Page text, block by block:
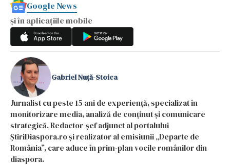
Google News
și în aplicațiile mobile
Gabriel Nuță-Stoica
Jurnalist cu peste 15 ani de experiență, specializat în
monitorizare media, analiză de conținut și comunicare
strategică. Redactor-șef adjunct al portalului
ȘtiriDiaspora.ro și realizator al emisiunii „Departe de
România”, care aduce în prim-plan vocile românilor din
diaspora.